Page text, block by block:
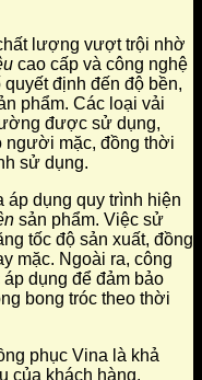
lượng vượt trội nhờ
cao cấp và công nghệ
định đến độ bền,
phẩm. Các loại vải
được sử dụng,
người mặc, đồng thời
sử dụng.
áp dụng quy trình hiện
sản phẩm. Việc sử
tốc độ sản xuất, đồng
mặc. Ngoài ra, công
dụng để đảm bảo
bong tróc theo thời
phục Vina là khả
của khách hàng.